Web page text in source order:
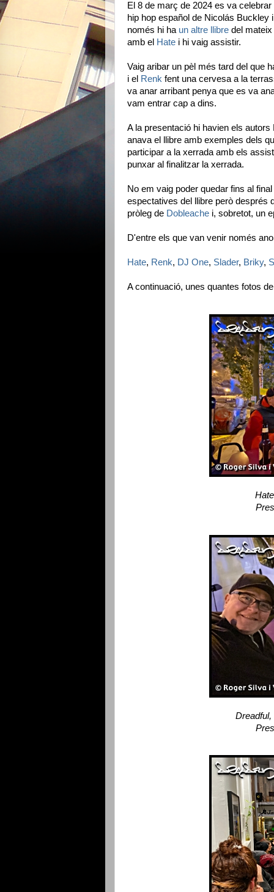
El 8 de març de 2024 es va
hip hop español de Nicolás Buckley
només hi ha un altre llibre del
amb el Hate i hi vaig assistir.
Vaig aribar un pèl més tard del que
i el Renk fent una cervesa a la
va anar arribant penya que es va
vam entrar cap a dins.
A la presentació hi havien els
anava el llibre amb exemples dels
participar a la xerrada amb els
punxar al finalitzar la xerrada.
No em vaig poder quedar fins al
espectatives del llibre però després
pròleg de Dobleache i, sobretot, un
D'entre els que van venir només
Hate, Renk, DJ One, Slader, Briky,
A continuació, unes quantes fotos